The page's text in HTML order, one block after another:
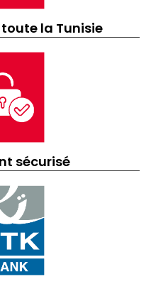
la Tunisie
sécurisé